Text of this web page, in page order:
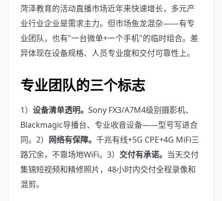
菏泽教育的活动直播市场近年来快速增长，多元产
业行业企业是需求主力。但市场鱼龙混杂——有专
业团队，也有"一台微单+一个手机"的临时组合。差
异体现在设备规格、人员专业度和交付可靠性上。
专业团队的三个标志
1） 设备清单透明。 Sony FX3/A7M4级别摄影机、
Blackmagic导播台、专业收音设备——型号写进合
同。2） 网络有保障。 千兆有线+5G CPE+4G MiFi三
路冗余，不靠场地WiFi。3） 交付有承诺。 当天交付
集锦短视频和精修照片，48小时内交付全程录像和
混剪。